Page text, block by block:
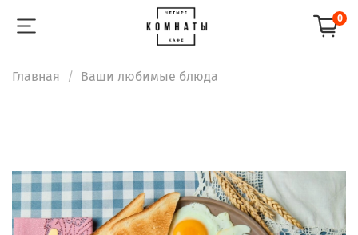
0
Главная Ваши любимые блюда